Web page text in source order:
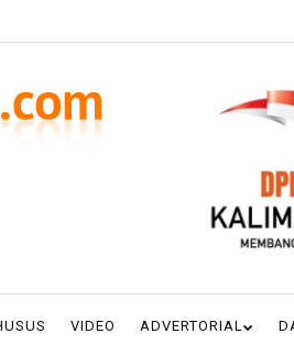
VIDEO ADVERTORIAL